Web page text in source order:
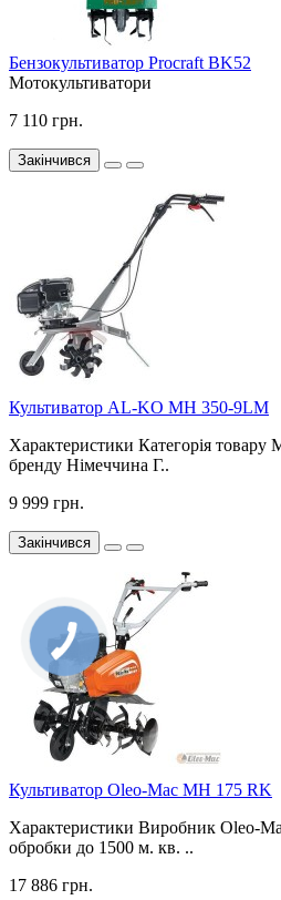
Бензокультиватор Procraft BK52
Мотокультиватори
7 110 грн.
Закінчився
Культиватор AL-KO MH 350-9LM
Характеристики Категорія товару
бренду Німеччина Г..
9 999 грн.
Закінчився
Культиватор Oleo-Mac MH 175 RK
Характеристики Виробник Oleo-
обробки до 1500 м. кв. ..
17 886 грн.